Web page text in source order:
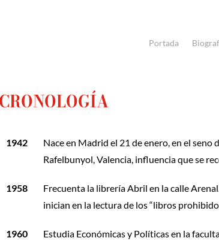
Portada
1942
1958
1960
Nace en Madrid el 21 de enero, en el seno
Rafelbunyol, Valencia, influencia que se
Frecuenta la librería Abril en la calle
inician en la lectura de los “libros
Estudia Económicas y Políticas en la